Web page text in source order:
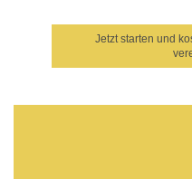
Jetzt starten und